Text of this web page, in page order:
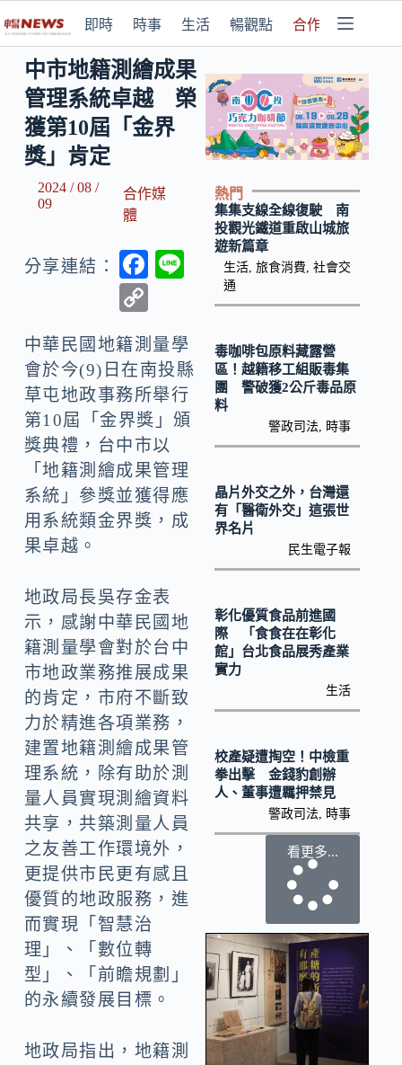
即時 時事 生活 暢觀點 合作媒體
中市地籍測繪成果
管理系統卓越 榮
獲第10屆「金界
獎」肯定
2024 / 08 /
09
合作媒
體
分享連結：
F
b
o
o
k
p
y
Li
n
k
中華民國地籍測量學
會於今(9)日在南投縣
草屯地政事務所舉行
第10屆「金界獎」頒
獎典禮，台中市以
「地籍測繪成果管理
系統」參獎並獲得應
用系統類金界獎，成
果卓越。
地政局長吳存金表
示，感謝中華民國地
籍測量學會對於台中
市地政業務推展成果
的肯定，市府不斷致
力於精進各項業務，
建置地籍測繪成果管
理系統，除有助於測
量人員實現測繪資料
共享，共築測量人員
之友善工作環境外，
更提供市民更有感且
優質的地政服務，進
而實現「智慧治
理」、「數位轉
型」、「前瞻規劃」
的永續發展目標。
地政局指出，地籍測
熱門
集集支線全線復駛 南
投觀光鐵道重啟山城旅
遊新篇章
生活, 旅食消費 社會交
通
毒咖啡包原料藏露營
區！越籍移工組販毒集
團 警破獲2公斤毒品原
料
警政司法 時事
晶片外交之外，台灣還
有「醫衛外交」這張世
界名片
民生電子報
彰化優質食品前進國
際 「食食在在彰化
館」台北食品展秀產業
實力
生活
校產疑遭掏空！中檢重
拳出擊 金錢豹創辦
人、董事遭羈押禁見
警政司法 時事
看更多...